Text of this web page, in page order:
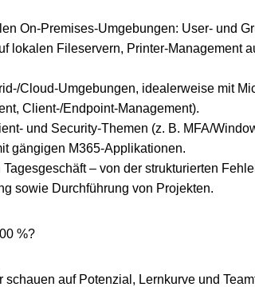
On-Premises-Umgebungen: User- und
lokalen Fileservern, Printer-Management
Cloud-Umgebungen, idealerweise mit
Client-/Endpoint-Management).
und Security-Themen (z. B. MFA/
gängigen M365-Applikationen.
– von der strukturierten
sowie Durchführung von Projekten.
%?
schauen auf Potenzial, Lernkurve und